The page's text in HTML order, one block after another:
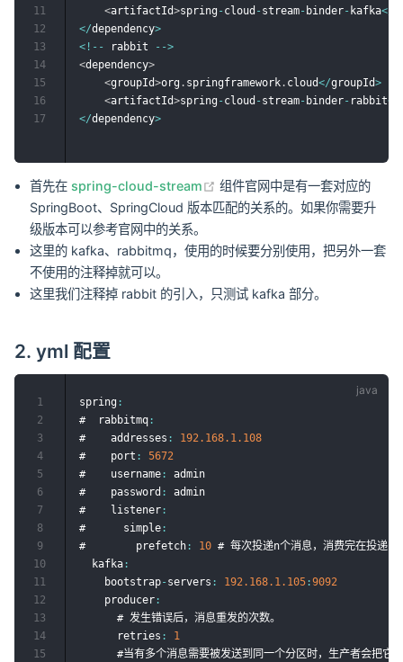
<artifactId>spring - cloud - stream- binder- kafka<
</dependency>
< ! -- rabbit -->
<dependency>
<groupId>org . springframework . cloud</groupId>
<artifactId>spring - cloud - stream- binder- rabbit<
</dependency>
11
12
13
14
15
16
17
首先在spring-cloud-stream (opens new window)
组件官网中是有一套对应的
SpringBoot、SpringCloud 版本匹配的关系的。如果你需要升
级版本可以参考官网中的关系。
这里的 kafka、rabbitmq，使用的时候要分别使用，把另外一套
不使用的注释掉就可以。
这里我们注释掉 rabbit 的引入，只测试 kafka 部分。
2. yml 配置
spring :
#  rabbitmq :
#    addresses : 192.168.1.108
#    port :
5672
#    username :
admin
#    password :
admin
#    listener :
#      simple :
#        prefetch : 10 # 每次投递n个消息，消费完在投递n
  kafka
:
    bootstrap
- servers : 192.168.1.105 :9092
    producer
:
      # 发生错误后，消息重发的次数。
      retries
:
1
#当有多个消息需要被发送到同一个分区时，生产者会把它
1
2
3
4
5
6
7
8
9
10
11
12
13
14
15